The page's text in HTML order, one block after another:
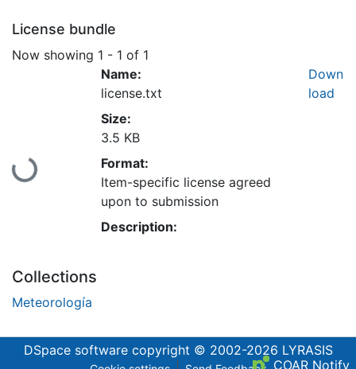
License bundle
Now showing 1 - 1 of 1
Loading...
Name:
license.txt
Size:
3.5 KB
Format:
Item-specific license agreed
upon to submission
Description:
Down
load
Collections
Meteorología
DSpace softwarecopyright © 2002-2026 LYRASIS
COAR Notify